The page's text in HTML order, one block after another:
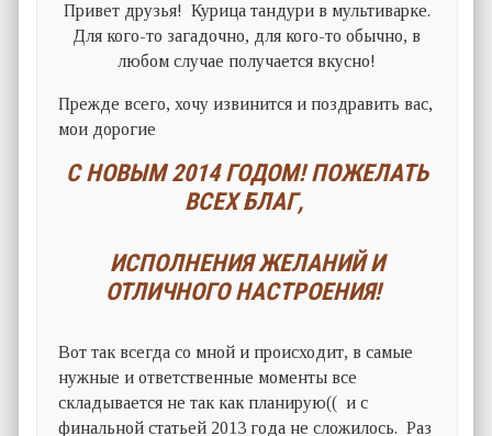
Привет друзья! Курица тандури в мультиварке.
Для кого-то загадочно, для кого-то обычно, в
любом случае получается вкусно!
Прежде всего, хочу извинится и поздравить вас,
мои дорогие
С НОВЫМ 2014 ГОДОМ! ПОЖЕЛАТЬ
ВСЕХ БЛАГ,
ИСПОЛНЕНИЯ ЖЕЛАНИЙ И
ОТЛИЧНОГО НАСТРОЕНИЯ!
Вот так всегда со мной и происходит, в самые
нужные и ответственные моменты все
складывается не так как планирую(( и с
финальной статьей 2013 года не сложилось. Раз